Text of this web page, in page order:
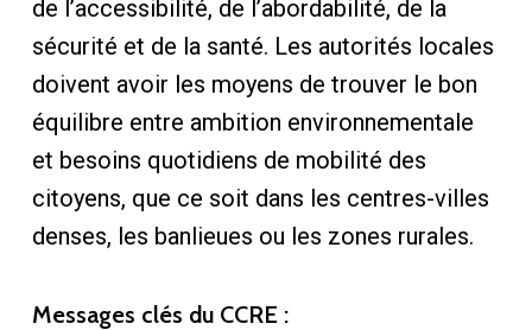
de l’accessibilité, de l’abordabilité, de la
sécurité et de la santé. Les autorités locales
doivent avoir les moyens de trouver le bon
équilibre entre ambition environnementale
et besoins quotidiens de mobilité des
citoyens, que ce soit dans les centres-villes
denses, les banlieues ou les zones rurales.
Messages clés du CCRE :